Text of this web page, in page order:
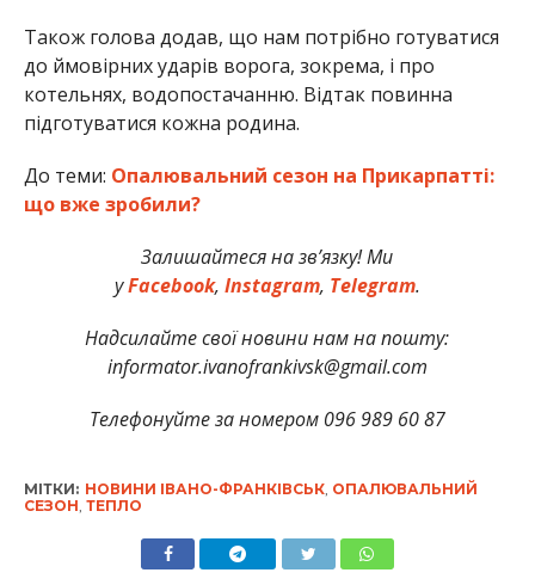
Також голова додав, що нам потрібно готуватися
до ймовірних ударів ворога, зокрема, і про
котельнях, водопостачанню. Відтак повинна
підготуватися кожна родина.
До теми: Опалювальний сезон на Прикарпатті:
що вже зробили?
Залишайтеся на зв’язку! Ми
уFacebook, Instagram, Telegram.
Надсилайте свої новини нам на пошту:
informator.ivanofrankivsk@gmail.com
Телефонуйте за номером 096 989 60 87
МІТКИ: НОВИНИ ІВАНО-ФРАНКІВСЬК, ОПАЛЮВАЛЬНИЙ
СЕЗОН, ТЕПЛО